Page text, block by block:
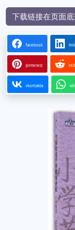
下载链接在页面
facebook
pinterest
vkontakte